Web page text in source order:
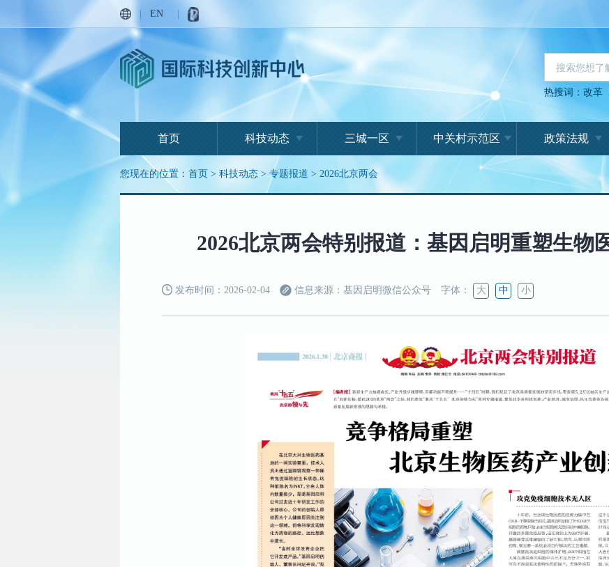
EN
热搜词：改革
首页 科技动态 三城一区 中关村示范区 政策法规
您现在的位置： 首页 > 科技动态 > 专题报道 > 2026北京两会
2026北京两会特别报道：基因启明重塑生物
发布时间：2026-02-04 信息来源：基因启明微信公众号 字体： 大 中 小